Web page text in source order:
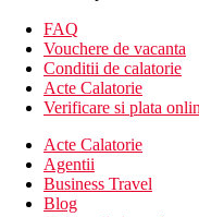
pat twin sau
Descrierea hotelului
Hotelul dispune de:
piscina
wellness & spa
divertisment
FAQ
Vouchere de vacanta
Conditii de calatorie
Acte Calatorie
Verificare si plata
Acte Calatorie
Agentii
Business Travel
Blog